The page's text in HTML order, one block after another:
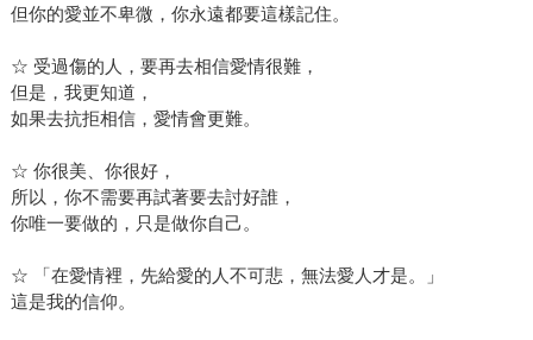
但你的愛並不卑微，你永遠都要這樣記住。
☆ 受過傷的人，要再去相信愛情很難，
但是，我更知道，
如果去抗拒相信，愛情會更難。
☆ 你很美、你很好，
所以，你不需要再試著要去討好誰，
你唯一要做的，只是做你自己。
☆ 「在愛情裡，先給愛的人不可悲，無法愛人才是。」
這是我的信仰。